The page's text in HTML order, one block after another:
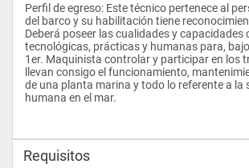
Perfil de egreso: Este técnico pertenece al
del barco y su habilitación tiene
Deberá poseer las cualidades y capacidades
tecnológicas, prácticas y humanas para,
1er. Maquinista controlar y participar en los
llevan consigo el funcionamiento,
de una planta marina y todo lo referente a la
humana en el mar.
Requisitos